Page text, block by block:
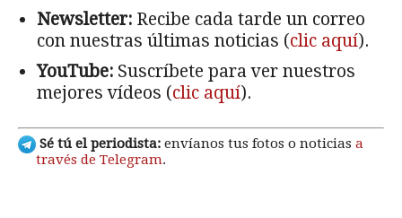
Newsletter: Recibe cada tarde un correo
con nuestras últimas noticias (clic aquí).
YouTube: Suscríbete para ver nuestros
mejores vídeos (clic aquí).
Sé tú el periodista: envíanos tus fotos o noticias a
través de Telegram.